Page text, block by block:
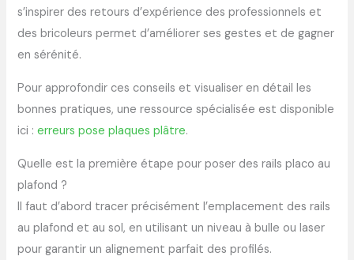
s’inspirer des retours d’expérience des professionnels et
des bricoleurs permet d’améliorer ses gestes et de gagner
en sérénité.
Pour approfondir ces conseils et visualiser en détail les
bonnes pratiques, une ressource spécialisée est disponible
ici :erreurs pose plaques plâtre.
Quelle est la première étape pour poser des rails placo au
plafond ?
Il faut d’abord tracer précisément l’emplacement des rails
au plafond et au sol, en utilisant un niveau à bulle ou laser
pour garantir un alignement parfait des profilés.